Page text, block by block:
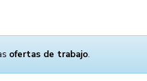
ofertas de trabajo.